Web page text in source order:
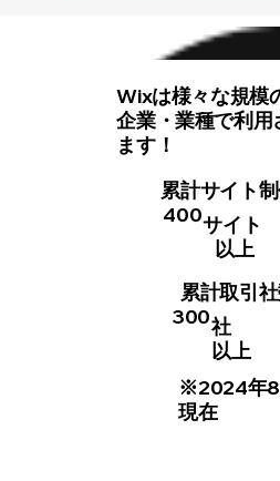
Wixは様々な規模
企業・業種で利用
ます！
累計サイト
400サイト
以上
累計取引
300社
以上
※2024年8
現在